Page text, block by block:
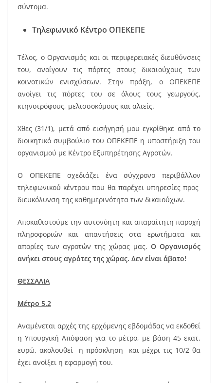
σύντομα.
Τηλεφωνικό Κέντρο ΟΠΕΚΕΠΕ
Τέλος, ο Οργανισμός και οι περιφερειακές διευθύνσεις
του, ανοίγουν τις πόρτες στους δικαιούχους των
κοινοτικών ενισχύσεων. Στην πράξη, ο ΟΠΕΚΕΠΕ
ανοίγει τις πόρτες του σε όλους τους γεωργούς,
κτηνοτρόφους, μελισσοκόμους και αλιείς.
Χθες (31/1), μετά από εισήγησή μου εγκρίθηκε από το
διοικητικό συμβούλιο του ΟΠΕΚΕΠΕ η υποστήριξη του
οργανισμού με Κέντρο Εξυπηρέτησης Αγροτών.
Ο ΟΠΕΚΕΠΕ σχεδιάζει ένα σύγχρονο περιβάλλον
τηλεφωνικού κέντρου που θα παρέχει υπηρεσίες προς
διευκόλυνση της καθημερινότητα των δικαιούχων.
Αποκαθιστούμε την αυτονόητη και απαραίτητη παροχή
πληροφοριών και απαντήσεις στα ερωτήματα και
απορίες των αγροτών της χώρας μας. Ο Οργανισμός
ανήκει στους αγρότες της χώρας. Δεν είναι άβατο!
ΘΕΣΣΑΛΙΑ
Μέτρο 5.2
Αναμένεται αρχές της ερχόμενης εβδομάδας να εκδοθεί
η Υπουργική Απόφαση για το μέτρο, με βάση 45 εκατ.
ευρώ, ακολουθεί η πρόσκληση και μέχρι τις 10/2 θα
έχει ανοίξει η εφαρμογή του.